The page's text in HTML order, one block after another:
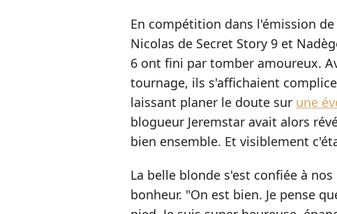
En compétition dans l'émission
Nicolas de Secret Story 9 et
6 ont fini par tomber amoureux.
tournage, ils s'affichaient
laissant planer le doute sur une
blogueur Jeremstar avait alors
bien ensemble. Et visiblement
La belle blonde s'est confiée à
bonheur. "On est bien. Je pense